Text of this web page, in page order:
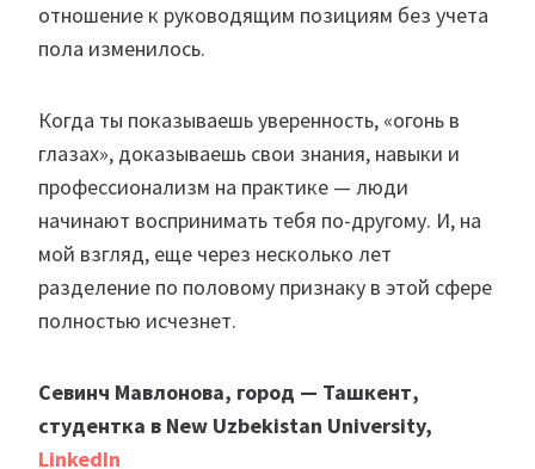
отношение к руководящим позициям без учета
пола изменилось.
Когда ты показываешь уверенность, «огонь в
глазах», доказываешь свои знания, навыки и
профессионализм на практике — люди
начинают воспринимать тебя по-другому. И, на
мой взгляд, еще через несколько лет
разделение по половому признаку в этой сфере
полностью исчезнет.
Севинч Мавлонова, город — Ташкент,
студентка в New Uzbekistan University,
LinkedIn